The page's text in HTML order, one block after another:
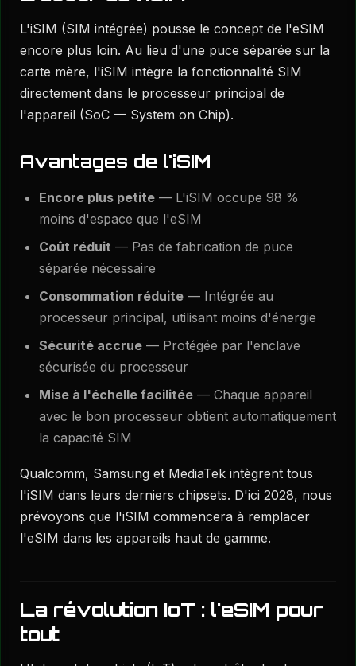
L'iSIM (SIM intégrée) pousse le concept de l'eSIM
encore plus loin. Au lieu d'une puce séparée sur la
carte mère, l'iSIM intègre la fonctionnalité SIM
directement dans le processeur principal de
l'appareil (SoC — System on Chip).
Avantages de l'iSIM
Encore plus petite — L'iSIM occupe 98 %
moins d'espace que l'eSIM
Coût réduit — Pas de fabrication de puce
séparée nécessaire
Consommation réduite — Intégrée au
processeur principal, utilisant moins d'énergie
Sécurité accrue — Protégée par l'enclave
sécurisée du processeur
Mise à l'échelle facilitée — Chaque appareil
avec le bon processeur obtient automatiquement
la capacité SIM
Qualcomm, Samsung et MediaTek intègrent tous
l'iSIM dans leurs derniers chipsets. D'ici 2028, nous
prévoyons que l'iSIM commencera à remplacer
l'eSIM dans les appareils haut de gamme.
La révolution IoT : l'eSIM pour
tout